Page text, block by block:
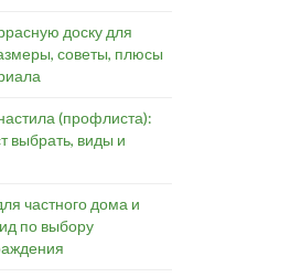
доску для
советы, плюсы
(профлиста):
выбрать, виды и
частного дома и
по выбору